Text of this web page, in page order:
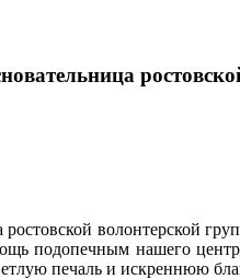
волонтерской
подопечным нашего
печаль и искреннюю